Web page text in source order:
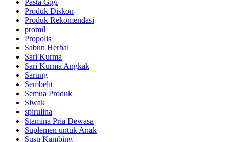
Produk Diskon
Produk Rekomendasi
promil
Propolis
Sabun Herbal
Sari Kurma
Sari Kurma Angkak
Sarung
Sembelit
Semua Produk
Siwak
spirulina
Stamina Pria Dewasa
Suplemen untuk Anak
Susu Kambing